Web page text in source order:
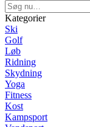
Kategorier
Ski
Golf
Løb
Ridning
Skydning
Yoga
Fitness
Kost
Kampsport